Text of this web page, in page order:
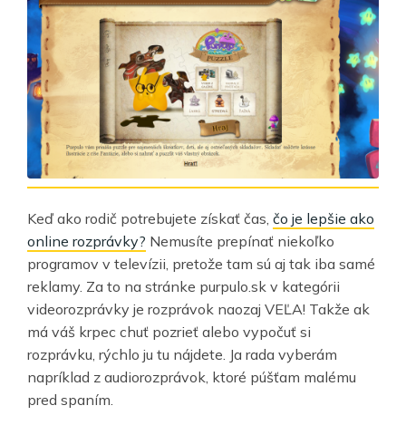
Keď ako rodič potrebujete získať čas, čo je lepšie ako
online rozprávky? Nemusíte prepínať niekoľko
programov v televízii, pretože tam sú aj tak iba samé
reklamy. Za to na stránke purpulo.sk v kategórii
videorozprávky je rozprávok naozaj VEĽA! Takže ak
má váš krpec chuť pozrieť alebo vypočuť si
rozprávku, rýchlo ju tu nájdete. Ja rada vyberám
napríklad z audiorozprávok, ktoré púšťam malému
pred spaním.